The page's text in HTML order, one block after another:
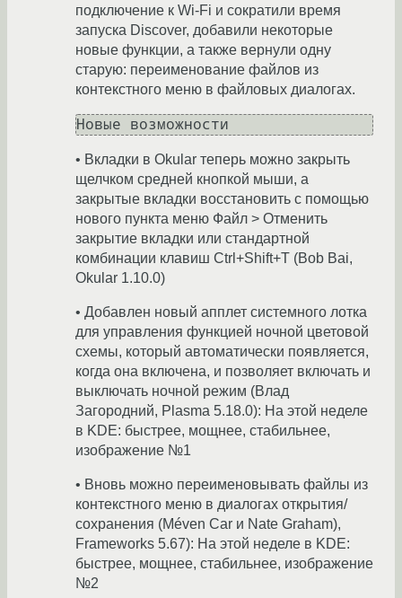
подключение к Wi-Fi и сократили время
запуска Discover, добавили некоторые
новые функции, а также вернули одну
старую: переименование файлов из
контекстного меню в файловых диалогах.
• Вкладки в Okular теперь можно закрыть
щелчком средней кнопкой мыши, а
закрытые вкладки восстановить с помощью
нового пункта меню Файл > Отменить
закрытие вкладки или стандартной
комбинации клавиш Ctrl+Shift+T (Bob Bai,
Okular 1.10.0)
• Добавлен новый апплет системного лотка
для управления функцией ночной цветовой
схемы, который автоматически появляется,
когда она включена, и позволяет включать и
выключать ночной режим (Влад
Загородний, Plasma 5.18.0): На этой неделе
в KDE: быстрее, мощнее, стабильнее,
изображение №1
• Вновь можно переименовывать файлы из
контекстного меню в диалогах открытия/
сохранения (Méven Car и Nate Graham),
Frameworks 5.67): На этой неделе в KDE:
быстрее, мощнее, стабильнее, изображение
№2